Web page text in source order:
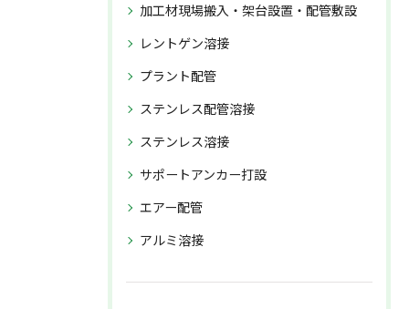
加工材現場搬入・架台設置・配管敷設
レントゲン溶接
プラント配管
ステンレス配管溶接
ステンレス溶接
サポートアンカー打設
エアー配管
アルミ溶接